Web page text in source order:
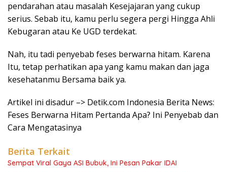
pendarahan atau masalah Kesejajaran yang cukup
serius. Sebab itu, kamu perlu segera pergi Hingga Ahli
Kebugaran atau Ke UGD terdekat.
Nah, itu tadi penyebab feses berwarna hitam. Karena
Itu, tetap perhatikan apa yang kamu makan dan jaga
kesehatanmu Bersama baik ya.
Artikel ini disadur –> Detik.com Indonesia Berita News:
Feses Berwarna Hitam Pertanda Apa? Ini Penyebab dan
Cara Mengatasinya
Berita Terkait
Sempat Viral Gaya ASI Bubuk, Ini Pesan Pakar IDAI